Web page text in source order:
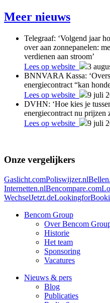
Meer nieuws
Telegraaf: ‘Volgend jaar
over aan zonnepanelen:
verdienen aan stroom’
Lees op website
3
BNNVARA Kassa:
energiecontract “kan
Lees op website
9 juli
DVHN: ‘Hoe kies je
energiecontract nu prijzen
Lees op website
9 juli
Onze vergelijkers
Gaslicht.comPoliswijzer.nl
Internetten.nlBencompare.com
WechselJetzt.de
Bencom Group
Over Bencom
Historie
Het team
Sponsoring
Vacatures
Nieuws & pers
Blog
Publicaties